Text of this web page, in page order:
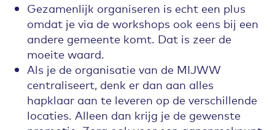
Gezamenlijk organiseren is echt een plus
omdat je via de workshops ook eens bij een
andere gemeente komt. Dat is zeer de
moeite waard.
Als je de organisatie van de MIJWW
centraliseert, denk er dan aan alles
hapklaar aan te leveren op de verschillende
locaties. Alleen dan krijg je de gewenste